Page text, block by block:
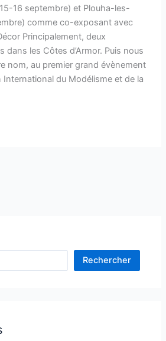
16 septembre) et Plouha-les-
comme co-exposant avec
Principalement, deux
les Côtes d’Armor. Puis nous
nom, au premier grand évènement
International du Modélisme et de la
Rechercher